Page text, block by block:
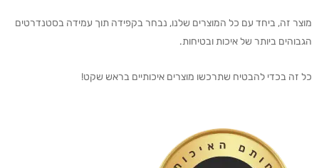
מוצר זה, ביחד עם כל המוצרים שלנו, נבחר בקפידה תוך עמידה בסטנדרטים
הגבוהים ביותר של איכות ובטיחות.
כל זה בכדי להבטיח שתרכשו מוצרים איכותיים בראש שקט!